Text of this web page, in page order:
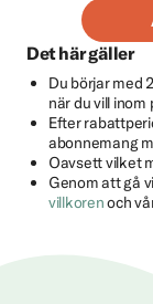
Det här gäller
Du börjar med
när du vill
Efter
abonnemang
Oavsett vilket
Genom att gå
villkorenoch